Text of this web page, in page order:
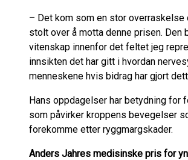
– Det kom som en stor
stolt over å motta denne prisen.
vitenskap innenfor det feltet jeg
innsikten det har gitt i hvordan
menneskene hvis bidrag har gjort
Hans oppdagelser har betydning
som påvirker kroppens bevegelser
forekomme etter ryggmargskader.
Anders Jahres medisinske pris for